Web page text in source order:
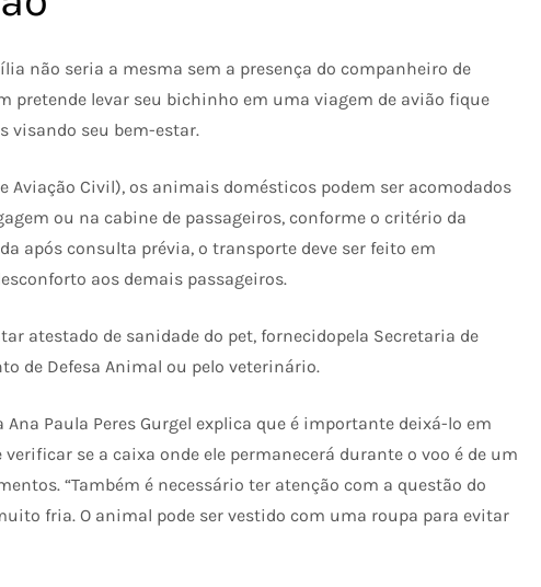
não seria a mesma sem a presença do companheiro de
pretende levar seu bichinho em uma viagem de avião fique
visando seu bem-estar.
Aviação Civil), os animais domésticos podem ser acomodados
ou na cabine de passageiros, conforme o critério da
após consulta prévia, o transporte deve ser feito em
aos demais passageiros.
atestado de sanidade do pet, fornecidopela Secretaria de
de Defesa Animal ou pelo veterinário.
Paula Peres Gurgel explica que é importante deixá-lo em
se a caixa onde ele permanecerá durante o voo é de um
“Também é necessário ter atenção com a questão do
fria. O animal pode ser vestido com uma roupa para evitar